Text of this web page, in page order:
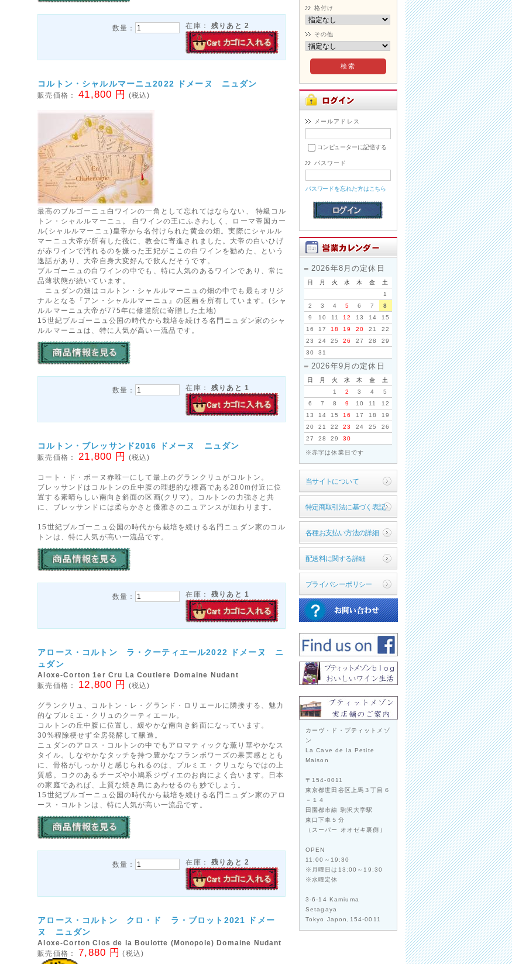
数量： 在庫：残りあと 2
コルトン・シャルルマーニュ2022 ドメーヌ ニュダン
販売価格：41,800 円 (税込)
最高のブルゴーニュ白ワインの一角として忘れてはならない、 特級コル
トン・シャルルマーニュ。 白ワインの王にふさわしく、ローマ帝国カー
ル(シャルルマーニュ)皇帝から名付けられた黄金の畑。実際にシャルル
マーニュ大帝が所有した後に、教会に寄進されました。大帝の白いひげ
が赤ワインで汚れるのを嫌った王妃がここの白ワインを勧めた、という
逸話があり、大帝自身大変好んで飲んだそうです。
ブルゴーニュの白ワインの中でも、特に人気のあるワインであり、常に
品薄状態が続いています。
ニュダンの畑はコルトン・シャルルマーニュの畑の中でも最もオリジ
ナルとなる『アン・シャルルマーニュ』の区画を所有しています。(シャ
ルルマーニュ大帝が775年に修道院に寄贈した土地)
15世紀ブルゴーニュ公国の時代から栽培を続ける名門ニュダン家のシャ
ルルマーニュは、特に人気が高い一流品です。
数量： 在庫：残りあと 1
コルトン・ブレッサンド2016 ドメーヌ ニュダン
販売価格： 21,800 円 (税込)
コート・ド・ボーヌ赤唯一にして最上のグランクリュがコルトン。
ブレッサンドはコルトンの丘中腹の理想的な標高である280m付近に位
置する素晴らしい南向き斜面の区画(クリマ)。コルトンの力強さと共
に、ブレッサンドには柔らかさと優雅さのニュアンスが加わります。
15世紀ブルゴーニュ公国の時代から栽培を続ける名門ニュダン家のコル
トンは、特に人気が高い一流品です。
数量： 在庫：残りあと 1
アロース・コルトン ラ・クーティエール2022 ドメーヌ ニ
ュダン
Aloxe-Corton 1er Cru La Coutiere Domaine Nudant
販売価格： 12,800 円 (税込)
グランクリュ、コルトン・レ・グランド・ロリエールに隣接する、魅力
的なプルミエ・クリュのクーティエール。
コルトンの丘中腹に位置し、緩やかな南向き斜面になっています。
30%程除梗せず全房発酵して醸造。
ニュダンのアロス・コルトンの中でもアロマティックな薫り華やかなス
タイル。しなやかなタッチを持つ豊かなフランボワーズの果実感ととも
に、骨格がしっかりと感じられるのは、プルミエ・クリュならではの上
質感。コクのあるチーズや小鳩系ジヴィエのお肉によく合います。日本
の家庭であれば、上質な焼き鳥にあわせるのも妙でしょう。
15世紀ブルゴーニュ公国の時代から栽培を続ける名門ニュダン家のアロ
ース・コルトンは、特に人気が高い一流品です。
数量： 在庫：残りあと 2
アロース・コルトン クロ・ド ラ・ブロット2021 ドメー
ヌ ニュダン
Aloxe-Corton Clos de la Boulotte (Monopole) Domaine Nudant
販売価格： 7,880 円 (税込)
格付け
その他
メールアドレス
コンピューターに記憶する
パスワード
パスワードを忘れた方はこちら
2026年8月の定休日
日 月 火 水 木 金
土
1
2
3 4 5 6 7
8
9
10 11 12 13 14
15
16
17 18 19 20 21
22
23
24 25 26 27 28
29
30
31
2026年9月の定休日
日 月 火 水 木 金
土
1
2 3 4
5
6
7 8 9 10 11
12
13
14 15 16 17 18
19
20
21 22 23 24 25
26
27
28 29 30
※赤字は休業日です
当サイトについて
特定商取引法に基づく表記
各種お支払い方法の詳細
配送料に関する詳細
プライバシーポリシー
カーヴ・ド・プティットメゾ
ン
La Cave de la Petite
Maison
〒154-0011
東京都世田谷区上馬３丁目６
－１４
田園都市線 駒沢大学駅
東口下車５分
（スーパー オオゼキ裏側）
OPEN
11:00～19:30
※月曜日は13:00～19:30
※水曜定休
3-6-14 Kamiuma
Setagaya
Tokyo Japon,154-0011